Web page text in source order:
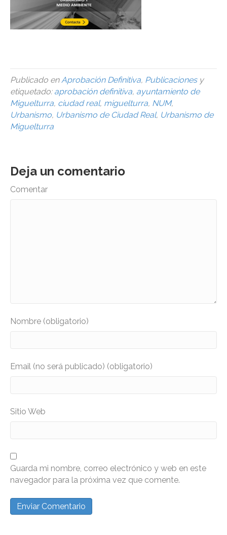
Publicado enAprobación Definitiva, Publicacionesy
etiquetado: aprobación definitiva, ayuntamiento de
Miguelturra, ciudad real, miguelturra, NUM,
Urbanismo, Urbanismo de Ciudad Real, Urbanismo de
Miguelturra
Deja un comentario
Comentar
Nombre (obligatorio)
Email (no será publicado) (obligatorio)
Sitio Web
Guarda mi nombre, correo electrónico y web en este
navegador para la próxima vez que comente.